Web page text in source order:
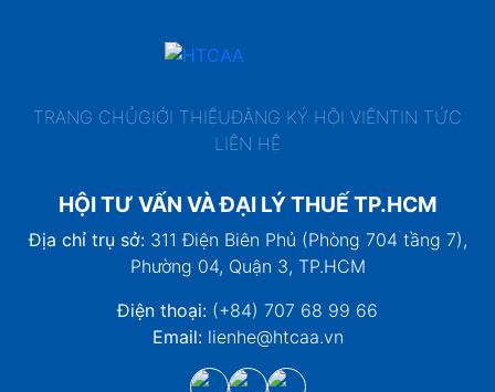
TRANG CHỦGIỚI THIỆUĐĂNG KÝ HỘI VIÊNTIN TỨC
LIÊN HỆ
HỘI TƯ VẤN VÀ ĐẠI LÝ THUẾ TP.HCM
Địa chỉ trụ sở:311 Điện Biên Phủ (Phòng 704 tầng 7),
Phường 04, Quận 3, TP.HCM
Điện thoại: (+84) 707 68 99 66
Email: lienhe@htcaa.vn